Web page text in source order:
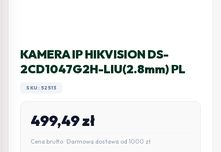
KAMERA IP HIKVISION DS-
2CD1047G2H-LIU(2.8mm) PL
SKU: 52513
499,49zł
Cena brutto · Darmowa dostawa od 1000 zł